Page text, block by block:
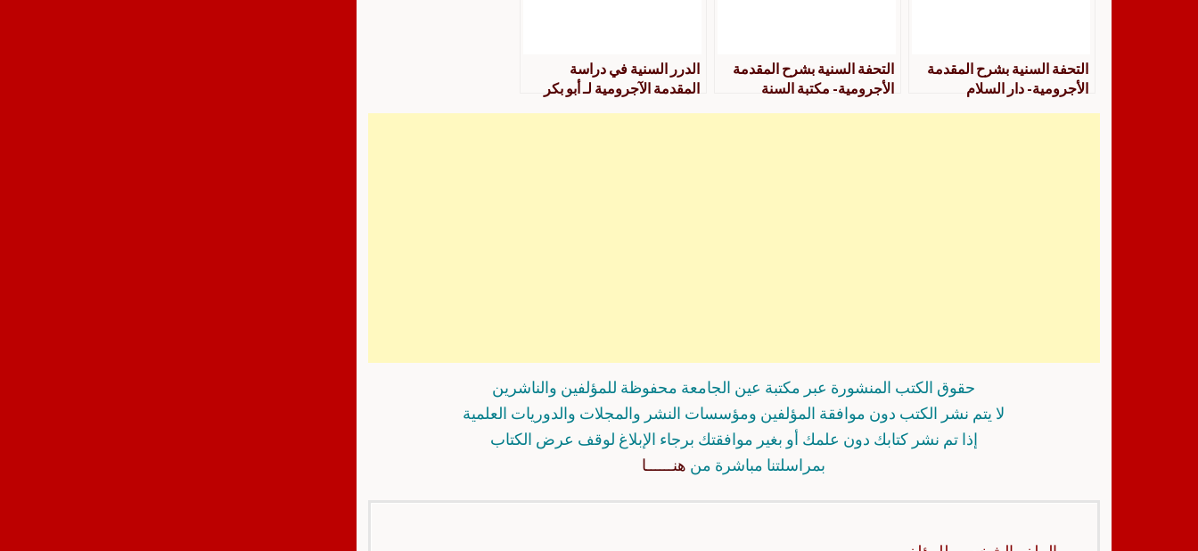
التحفة السنية بشرح المقدمة
الأجرومية- دار السلام
التحفة السنية بشرح المقدمة
الأجرومية- مكتبة السنة
الدرر السنية في دراسة
المقدمة الآجرومية لـ أبو بكر
حقوق الكتب المنشورة عبر مكتبة عين الجامعة محفوظة للمؤلفين والناشرين
لا يتم نشر الكتب دون موافقة المؤلفين ومؤسسات النشر والمجلات والدوريات العلمية
إذا تم نشر كتابك دون علمك أو بغير موافقتك برجاء الإبلاغ لوقف عرض الكتاب
بمراسلتنا مباشرة من هنــــــا